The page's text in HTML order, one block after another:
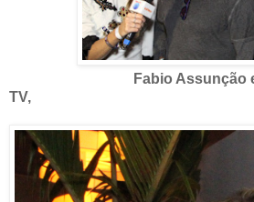
Fabio Assunção
TV,